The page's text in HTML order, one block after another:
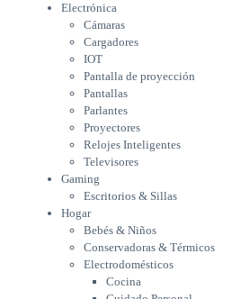
Televisores
Gaming
Escritorios & Sillas
Hogar
Bebés & Niños
Conservadoras & Térmicos
Electrodomésticos
Cocina
Cuidado Personal
Equipos de oficina
Impresoras
A chorro
Etiqueta & Ticket
Formato Ancho & Plotters
Electrónica
Cámaras
Cargadores
IOT
Pantalla de proyección
Pantallas
Parlantes
Proyectores
Relojes Inteligentes
Televisores
Gaming
Escritorios & Sillas
Hogar
Bebés & Niños
Conservadoras & Térmicos
Electrodomésticos
Cocina